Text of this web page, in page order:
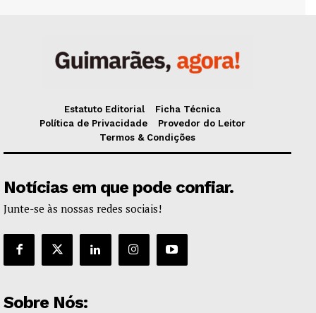
Estatuto Editorial
Ficha Técnica
Política de Privacidade
Provedor do Leitor
Termos & Condições
Notícias em que pode confiar.
Junte-se às nossas redes sociais!
Sobre Nós: